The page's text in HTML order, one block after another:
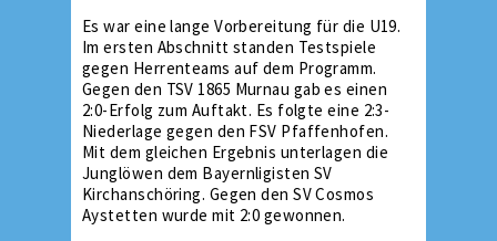
Es war eine lange Vorbereitung für die U19.
Im ersten Abschnitt standen Testspiele
gegen Herrenteams auf dem Programm.
Gegen den TSV 1865 Murnau gab es einen
2:0-Erfolg zum Auftakt. Es folgte eine 2:3-
Niederlage gegen den FSV Pfaffenhofen.
Mit dem gleichen Ergebnis unterlagen die
Junglöwen dem Bayernligisten SV
Kirchanschöring. Gegen den SV Cosmos
Aystetten wurde mit 2:0 gewonnen.